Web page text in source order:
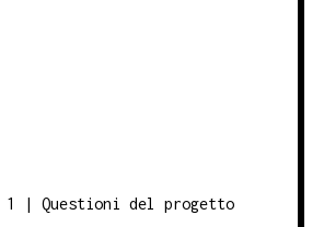
| Questioni del progetto